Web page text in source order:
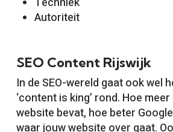
Autoriteit
SEO Content Rijswijk
In de SEO-wereld gaat ook wel
‘content is king’ rond. Hoe
website bevat, hoe beter
waar jouw website over gaat.